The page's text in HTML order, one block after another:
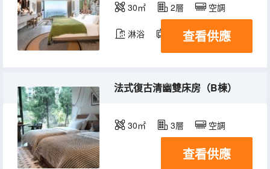
30㎡ 2層 空調
淋浴 電視機 冰箱
查看供應
法式復古清幽雙床房（B棟）
30㎡ 3層 空調
查看供應